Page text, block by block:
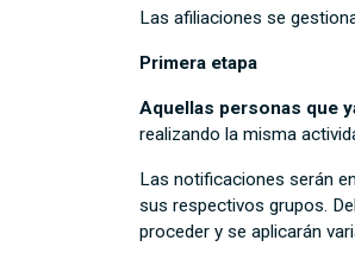
Las afiliaciones se
Primera etapa
Aquellas personas que
realizando la misma
Las notificaciones serán
sus respectivos grupos.
proceder y se aplicarán